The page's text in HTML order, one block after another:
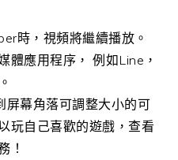
時，視頻將繼續播放。
體應用程序， 例如Line，
屏幕角落可調整大小的可
玩自己喜歡的遊戲，查看
！